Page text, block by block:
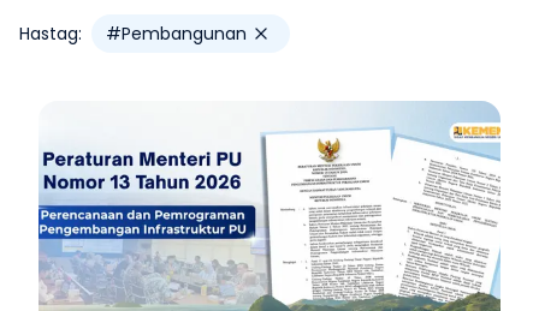
Hastag: #Pembangunan